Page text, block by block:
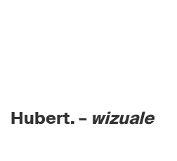
Hubert. – wizuale